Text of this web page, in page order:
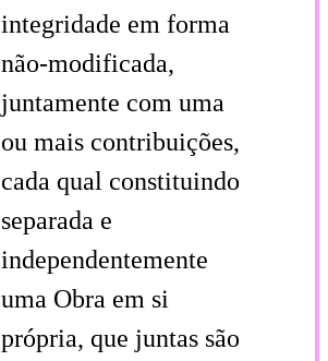
integridade em forma
não-modificada,
juntamente com uma
ou mais contribuições,
cada qual constituindo
separada e
independentemente
uma Obra em si
própria, que juntas são